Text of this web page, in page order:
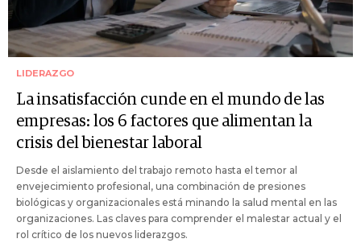
LIDERAZGO
La insatisfacción cunde en el mundo de las
empresas: los 6 factores que alimentan la
crisis del bienestar laboral
Desde el aislamiento del trabajo remoto hasta el temor al
envejecimiento profesional, una combinación de presiones
biológicas y organizacionales está minando la salud mental en las
organizaciones. Las claves para comprender el malestar actual y el
rol crítico de los nuevos liderazgos.